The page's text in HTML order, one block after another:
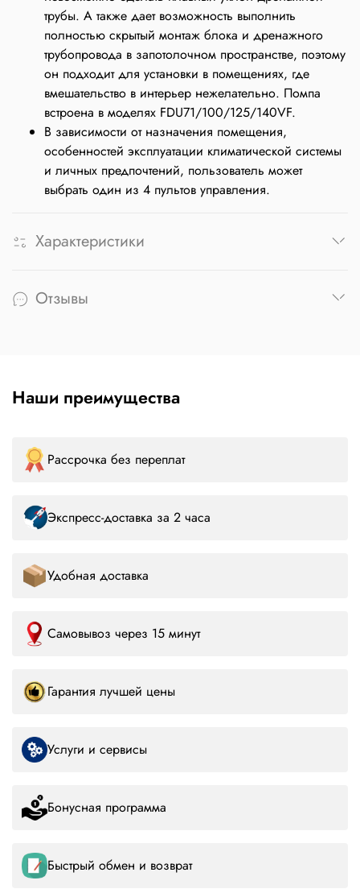
трубы. А также дает возможность выполнить
полностью скрытый монтаж блока и дренажного
трубопровода в запотолочном пространстве, поэтому
он подходит для установки в помещениях, где
вмешательство в интерьер нежелательно. Помпа
встроена в моделях FDU71/100/125/140VF.
В зависимости от назначения помещения,
особенностей эксплуатации климатической системы
и личных предпочтений, пользователь может
выбрать один из 4 пультов управления.
Характеристики
Отзывы
Наши преимущества
Рассрочка без переплат
Экспресс-доставка за 2 часа
Удобная доставка
Самовывоз через 15 минут
Гарантия лучшей цены
Услуги и сервисы
Бонусная программа
Быстрый обмен и возврат